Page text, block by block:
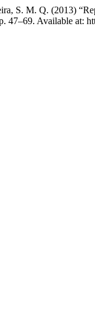
S. M. Q. (2013)
47–69. Available at: